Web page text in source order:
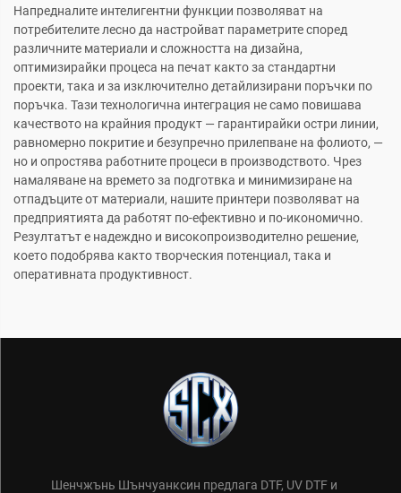
Напредналите интелигентни функции позволяват на
потребителите лесно да настройват параметрите според
различните материали и сложността на дизайна,
оптимизирайки процеса на печат както за стандартни
проекти, така и за изключително детайлизирани поръчки по
поръчка. Тази технологична интеграция не само повишава
качеството на крайния продукт — гарантирайки остри линии,
равномерно покритие и безупречно прилепване на фолиото, —
но и опростява работните процеси в производството. Чрез
намаляване на времето за подготвка и минимизиране на
отпадъците от материали, нашите принтери позволяват на
предприятията да работят по-ефективно и по-икономично.
Резултатът е надеждно и високопроизводително решение,
което подобрява както творческия потенциал, така и
оперативната продуктивност.
Шенчжънь Шънчуанксин предлага DTF, UV DTF и